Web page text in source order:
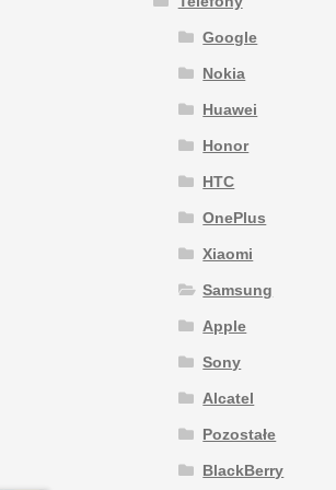
Google
Nokia
Huawei
Honor
HTC
OnePlus
Xiaomi
Samsung
Apple
Sony
Alcatel
Pozostałe
BlackBerry